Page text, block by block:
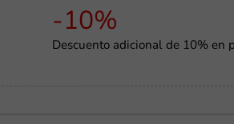
-10%
Descuento adicional de 10% en